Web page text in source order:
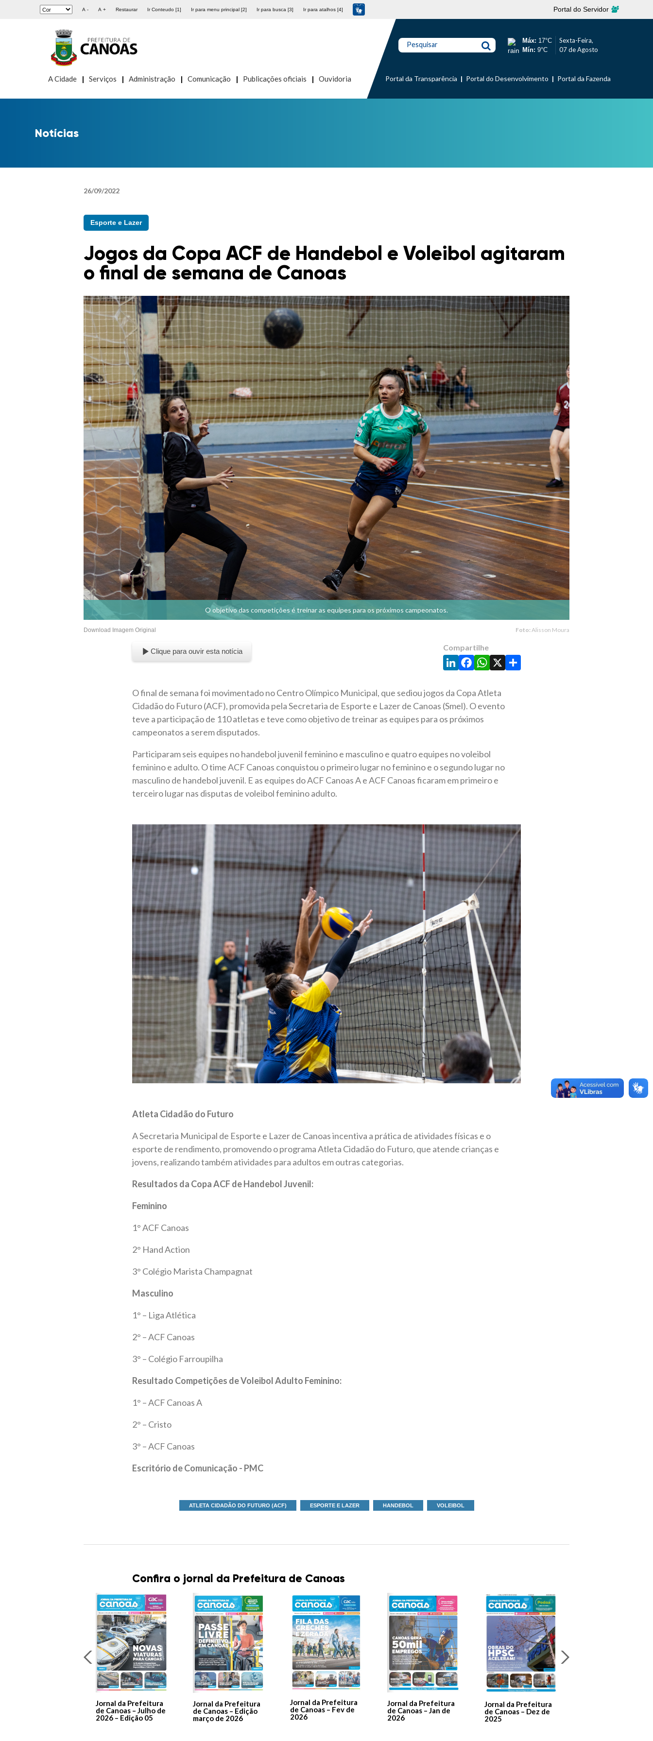
A - A + Restaurar Ir Conteudo [1] Ir para menu principal [2] Ir para busca [3] Ir para atalhos [4] Portal do Servidor
A Cidade Serviços Administração Comunicação Publicações oficiais Ouvidoria
Pesquisar Máx: 17°C
Mín: 9°C
Sexta-Feira,
07 de Agosto
Portal da Transparência Portal do Desenvolvimento Portal da Fazenda
Notícias
26/09/2022
Esporte e Lazer
Jogos da Copa ACF de Handebol e Voleibol agitaram
o final de semana de Canoas
O objetivo das competições é treinar as equipes para os próximos campeonatos.
Download Imagem Original Foto: Alisson Moura
Clique para ouvir esta notícia Compartilhe
LinkedIn
Facebook
WhatsApp
X Share
O final de semana foi movimentado no Centro Olímpico Municipal, que sediou jogos da Copa Atleta
Cidadão do Futuro (ACF), promovida pela Secretaria de Esporte e Lazer de Canoas (Smel). O evento
teve a participação de 110 atletas e teve como objetivo de treinar as equipes para os próximos
campeonatos a serem disputados.
Participaram seis equipes no handebol juvenil feminino e masculino e quatro equipes no voleibol
feminino e adulto. O time ACF Canoas conquistou o primeiro lugar no feminino e o segundo lugar no
masculino de handebol juvenil. E as equipes do ACF Canoas A e ACF Canoas ficaram em primeiro e
terceiro lugar nas disputas de voleibol feminino adulto.
Atleta Cidadão do Futuro
A Secretaria Municipal de Esporte e Lazer de Canoas incentiva a prática de atividades físicas e o
esporte de rendimento, promovendo o programa Atleta Cidadão do Futuro, que atende crianças e
jovens, realizando também atividades para adultos em outras categorias.
Resultados da Copa ACF de Handebol Juvenil:
Feminino
1° ACF Canoas
2° Hand Action
3° Colégio Marista Champagnat
Masculino
1° – Liga Atlética
2° – ACF Canoas
3° – Colégio Farroupilha
Resultado Competições de Voleibol Adulto Feminino:
1° – ACF Canoas A
2° – Cristo
3° – ACF Canoas
Escritório de Comunicação - PMC
ATLETA CIDADÃO DO FUTURO (ACF) ESPORTE E LAZER HANDEBOL VOLEIBOL
Confira o jornal da Prefeitura de Canoas
Jornal da Prefeitura
de Canoas – Julho de
2026 – Edição 05
Jornal da Prefeitura
de Canoas – Edição
março de 2026
Jornal da Prefeitura
de Canoas – Fev de
2026
Jornal da Prefeitura
de Canoas – Jan de
2026
Jornal da Prefeitura
de Canoas – Dez de
2025